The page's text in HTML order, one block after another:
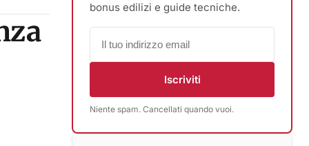
bonus edilizi e guide tecniche.
Iscriviti
Niente spam. Cancellati quando vuoi.